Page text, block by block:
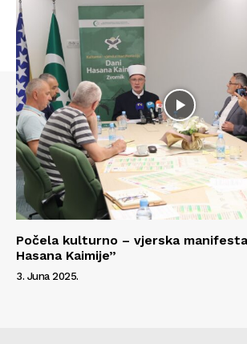
Počela kulturno – vjerska
Hasana Kaimije”
3. Juna 2025.